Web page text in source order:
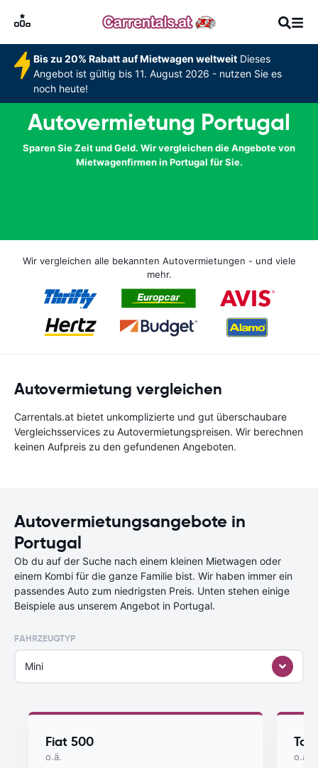
Bis zu 20% Rabatt auf Mietwagen weltweitDieses
Angebot ist gültig bis 11. August 2026 - nutzen Sie es
noch heute!
Autovermietung Portugal
Sparen Sie Zeit und Geld. Wir vergleichen die Angebote von
Mietwagenfirmen in Portugal für Sie.
Wir vergleichen alle bekannten Autovermietungen - und viele
mehr.
Autovermietung vergleichen
Carrentals.at bietet unkomplizierte und gut überschaubare
Vergleichsservices zu Autovermietungspreisen. Wir berechnen
keinen Aufpreis zu den gefundenen Angeboten.
Autovermietungsangebote in
Portugal
Ob du auf der Suche nach einem kleinen Mietwagen oder
einem Kombi für die ganze Familie bist. Wir haben immer ein
passendes Auto zum niedrigsten Preis. Unten stehen einige
Beispiele aus unserem Angebot in Portugal.
FAHRZEUGTYP
Mini
Fiat 500
o.ä. o.ä.